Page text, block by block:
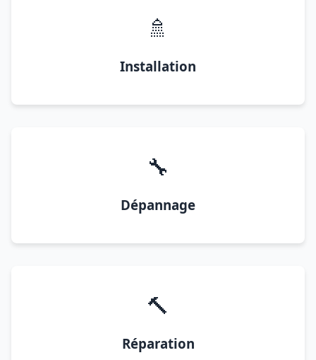
🚿
Installation
🔧
Dépannage
🔨
Réparation